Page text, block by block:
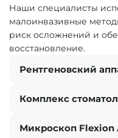
Наши специалисты
малоинвазивные
риск осложнений и
восстановление.
Рентгеновский
Комплекс
Микроскоп Flexion